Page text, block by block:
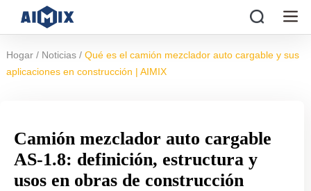
Hogar / Noticias / Qué es el camión mezclador auto cargable y sus
aplicaciones en construcción | AIMIX
Camión mezclador auto cargable
AS-1.8: definición, estructura y
usos en obras de construcción